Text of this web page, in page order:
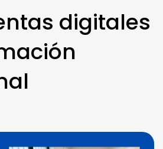
digitales